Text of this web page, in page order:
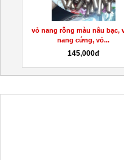
vỏ nang rỗng màu nâu bạc,
nang cứng, vỏ...
145,000đ